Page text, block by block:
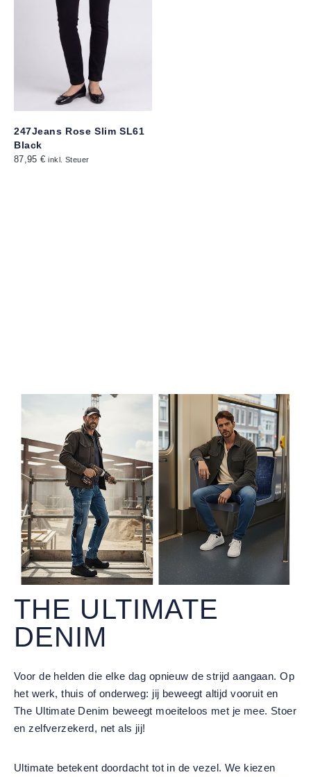
247Jeans Rose Slim SL61
Black
87,95 €inkl. Steuer
THE ULTIMATE
DENIM
Voor de helden die elke dag opnieuw de strijd aangaan. Op
het werk, thuis of onderweg: jij beweegt altijd vooruit en
The Ultimate Denim beweegt moeiteloos met je mee. Stoer
en zelfverzekerd, net als jij!
Ultimate betekent doordacht tot in de vezel. We kiezen